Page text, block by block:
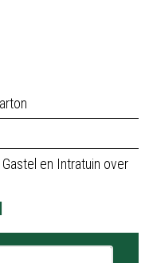
en Intratuin over